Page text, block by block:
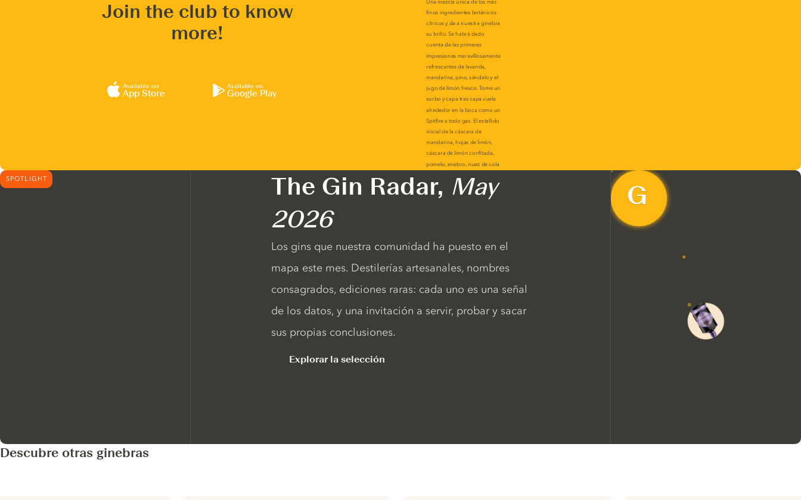
Join the club to know
more!
Available on
App Store
Available on
Google Play
SPOTLIGHT The Gin Radar, May
2026
Los gins que nuestra comunidad ha puesto en el
mapa este mes. Destilerías artesanales, nombres
consagrados, ediciones raras: cada uno es una señal
de los datos, y una invitación a servir, probar y sacar
sus propias conclusiones.
Explorar la selección
Descubre otras ginebras